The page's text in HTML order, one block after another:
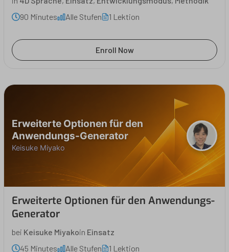
90 Minutes
Alle Stufen 1 Lektion
Enroll Now
Erweiterte Optionen für den
Anwendungs-Generator
Keisuke Miyako
Erweiterte Optionen für den Anwendungs-
Generator
bei Keisuke Miyakoin Einsatz
45 Minutes
Alle Stufen 1 Lektion